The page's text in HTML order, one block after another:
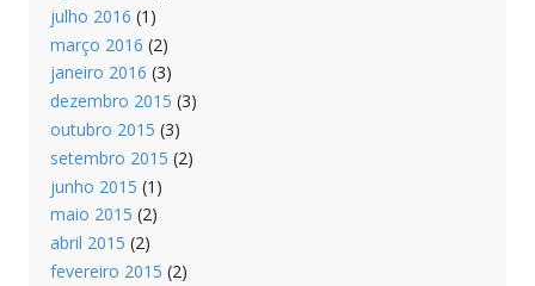
julho 2016 (1)
março 2016 (2)
janeiro 2016 (3)
dezembro 2015 (3)
outubro 2015 (3)
setembro 2015 (2)
junho 2015 (1)
maio 2015 (2)
abril 2015 (2)
fevereiro 2015 (2)